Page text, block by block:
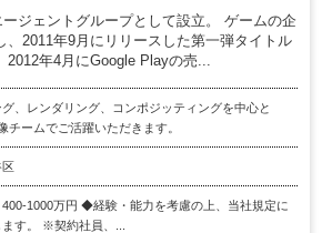
ジェントグループとして設立。 ゲームの企
、2011年9月にリリースした第一弾タイトル
2012年4月にGoogle Playの売...
、レンダリング、コンポジッティングを中心と
チームでご活躍いただきます。
区
1000万円 ◆経験・能力を考慮の上、当社規定に
ます。 ※契約社員、...